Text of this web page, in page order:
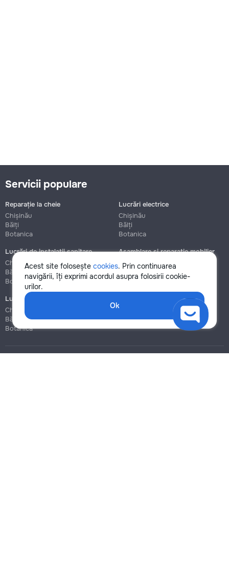
Acest site folosește cookies. Prin continuarea
navigării, îți exprimi acordul asupra folosirii cookie-
urilor.
Ok
Servicii populare
Reparație la cheie
Chișinău
Bălți
Botanica
Lucrări electrice
Chișinău
Bălți
Botanica
Lucrări de instalații sanitare
Chișinău
Bălți
Botanica
Asamblare și reparație mobilier
Chișinău
Botanica
Lucrări de construcție și instalare
Chișinău
Bălți
Botanica